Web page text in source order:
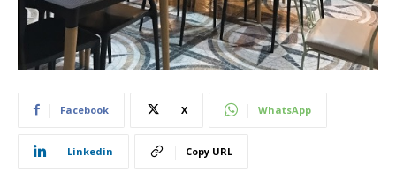
Facebook X WhatsApp
Linkedin Copy URL